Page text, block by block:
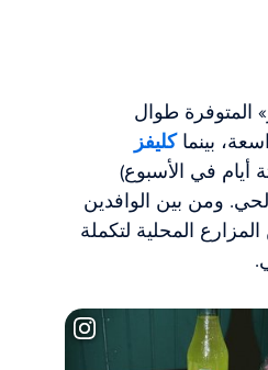
المتوفرة طوال
بينما كليفز
أيام في الأسبوع)
ومن بين الوافدين
المحلية لتكملة